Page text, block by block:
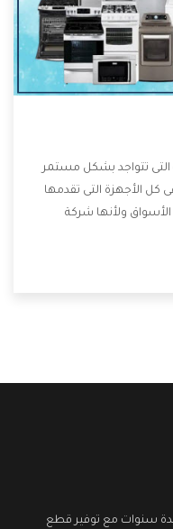
تتواجد بشكل مستمر
كل الأجهزة التى تقدمها
ولأنها شركة
التى تسهل على
عدة سنوات مع توفير قطع